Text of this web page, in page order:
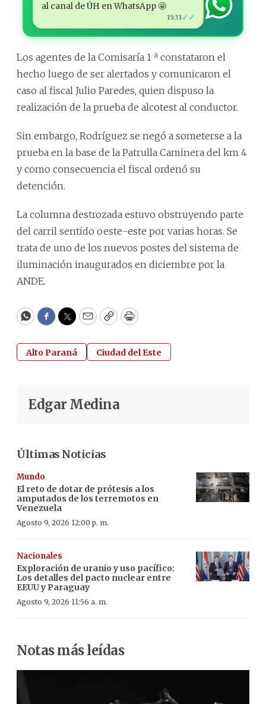
al canal de ÚH en WhatsApp 🤩
15:31 ✓✓
Los agentes de la Comisaría 1 ª constataron el
hecho luego de ser alertados y comunicaron el
caso al fiscal Julio Paredes, quien dispuso la
realización de la prueba de alcotest al conductor.
Sin embargo, Rodríguez se negó a someterse a la
prueba en la base de la Patrulla Caminera del km 4
y como consecuencia el fiscal ordenó su
detención.
La columna destrozada estuvo obstruyendo parte
del carril sentido oeste-este por varias horas. Se
trata de uno de los nuevos postes del sistema de
iluminación inaugurados en diciembre por la
ANDE.
WhatsApp
Facebook
Twitter
EmailCopyPrint
Alto Paraná Ciudad del Este
Edgar Medina
Últimas Noticias
Mundo
El reto de dotar de prótesis a los
amputados de los terremotos en
Venezuela
Agosto 9, 2026 12:00 p. m.
Nacionales
Exploración de uranio y uso pacífico:
Los detalles del pacto nuclear entre
EEUU y Paraguay
Agosto 9, 2026 11:56 a. m.
Notas más leídas